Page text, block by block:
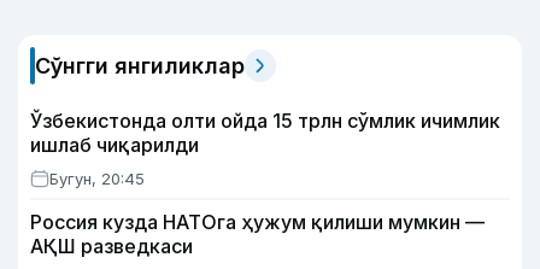
Сўнгги янгиликлар
Ўзбекистонда олти ойда 15 трлн сўмлик ичимлик
ишлаб чиқарилди
Бугун, 20:45
Россия кузда НАТОга ҳужум қилиши мумкин —
АҚШ разведкаси